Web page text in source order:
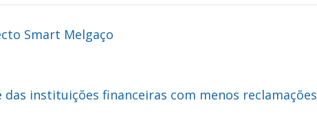
Smart Melgaço
das instituições financeiras com menos reclamações